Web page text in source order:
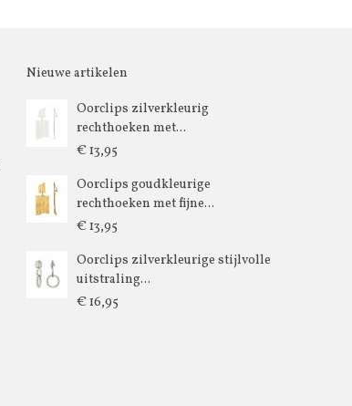
Nieuwe artikelen
Oorclips zilverkleurig
rechthoeken met...
€ 13,95
Oorclips goudkleurige
rechthoeken met fijne...
€ 13,95
Oorclips zilverkleurige stijlvolle
uitstraling...
€ 16,95